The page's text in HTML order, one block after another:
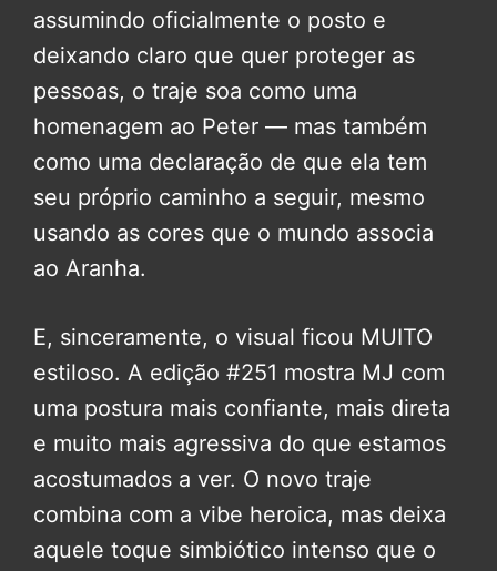
assumindo oficialmente o posto e
deixando claro que quer proteger as
pessoas, o traje soa como uma
homenagem ao Peter — mas também
como uma declaração de que ela tem
seu próprio caminho a seguir, mesmo
usando as cores que o mundo associa
ao Aranha.
E, sinceramente, o visual ficou MUITO
estiloso. A edição #251 mostra MJ com
uma postura mais confiante, mais direta
e muito mais agressiva do que estamos
acostumados a ver. O novo traje
combina com a vibe heroica, mas deixa
aquele toque simbiótico intenso que o